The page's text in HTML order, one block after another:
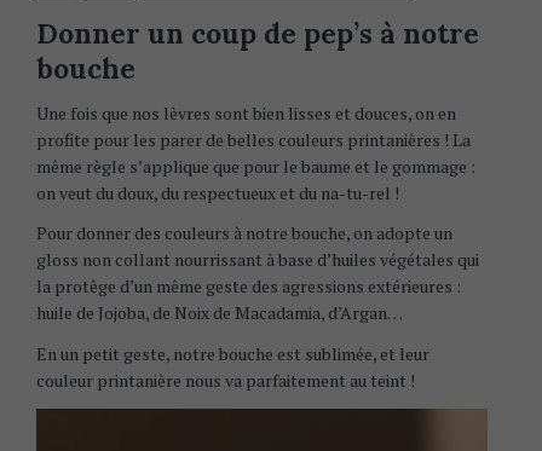
Donner un coup de pep’s à notre
bouche
Une fois que nos lèvres sont bien lisses et douces, on en
profite pour les parer de belles couleurs printanières ! La
même règle s’applique que pour le baume et le gommage :
on veut du doux, du respectueux et du na-tu-rel !
Pour donner des couleurs à notre bouche, on adopte un
gloss non collant nourrissant à base d’huiles végétales qui
la protège d’un même geste des agressions extérieures :
huile de Jojoba, de Noix de Macadamia, d’Argan…
En un petit geste, notre bouche est sublimée, et leur
couleur printanière nous va parfaitement au teint !